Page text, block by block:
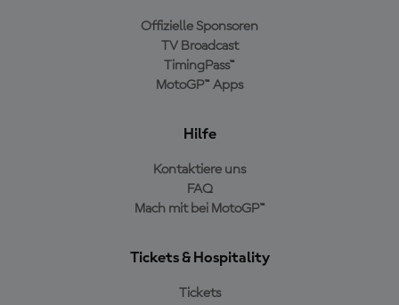
Offizielle Sponsoren
TV Broadcast
TimingPass™
MotoGP™ Apps
Hilfe
Kontaktiere uns
FAQ
Mach mit bei MotoGP™
Tickets & Hospitality
Tickets